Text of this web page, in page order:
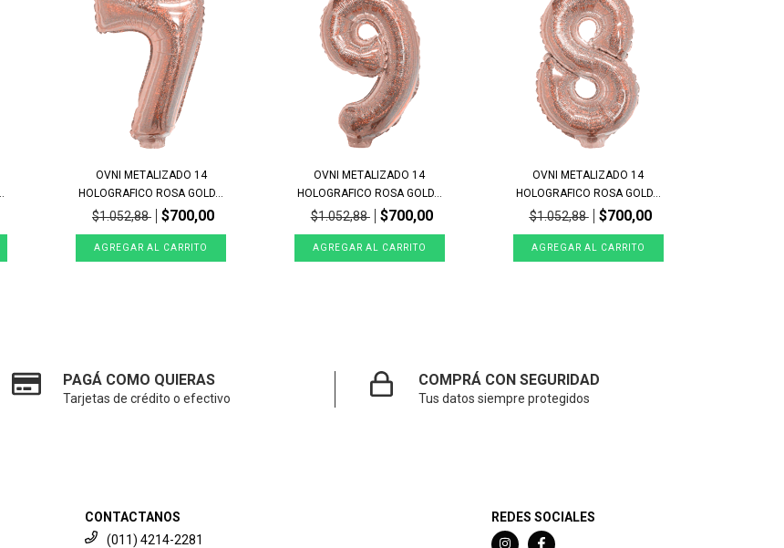
OVNI METALIZADO 14
HOLOGRAFICO ROSA GOLD...
$1.052,88 $700,00
OVNI METALIZADO 14
HOLOGRAFICO ROSA GOLD...
$1.052,88 $700,00
OVNI METALIZADO 14
HOLOGRAFICO ROSA GOLD...
$1.052,88 $700,00
PAGÁ COMO QUIERAS
Tarjetas de crédito o efectivo
COMPRÁ CON SEGURIDAD
Tus datos siempre protegidos
CONTACTANOS
(011) 4214-2281
REDES SOCIALES